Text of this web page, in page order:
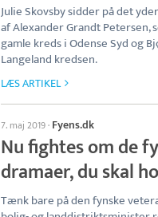
Julie Skovsby sidder på det
af Alexander Grandt
gamle kreds i Odense Syd og
Langeland kredsen.
LÆS ARTIKEL
7. maj 2019· Fyens.dk
Nu fightes om de
dramaer, du skal
Tænk bare på den fynske